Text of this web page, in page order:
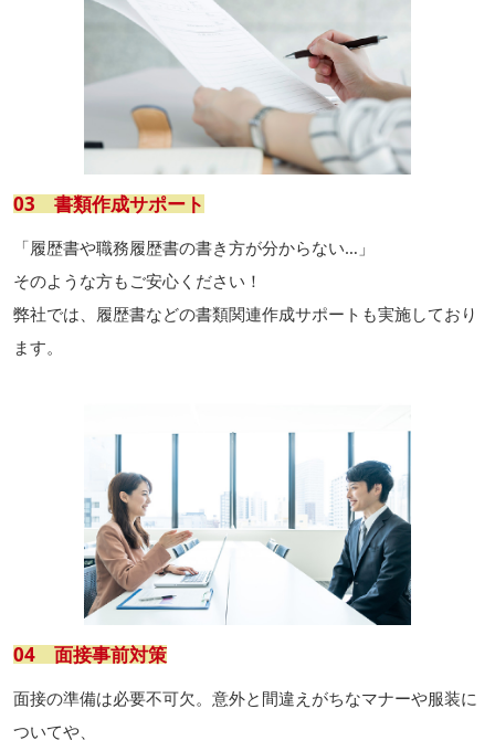
03 書類作成サポート
「履歴書や職務履歴書の書き方が分からない…」
そのような方もご安心ください！
弊社では、履歴書などの書類関連作成サポートも実施しており
ます。
04 面接事前対策
面接の準備は必要不可欠。意外と間違えがちなマナーや服装に
ついてや、